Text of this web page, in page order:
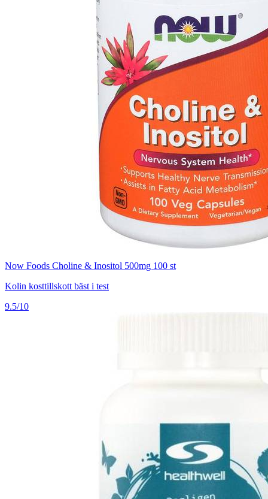
Now Foods Choline & Inositol 500mg 100 st
Kolin kosttillskott bäst i test
9.5/10